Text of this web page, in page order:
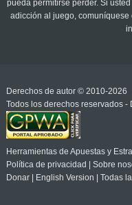
pueda permitirse perder. Si
adicción al juego,
Derechos de autor © 2010-2026
Todos los derechos reservados
Herramientas de Apuestas y
Política de privacidad
Sobre
Donar| English Version Todas